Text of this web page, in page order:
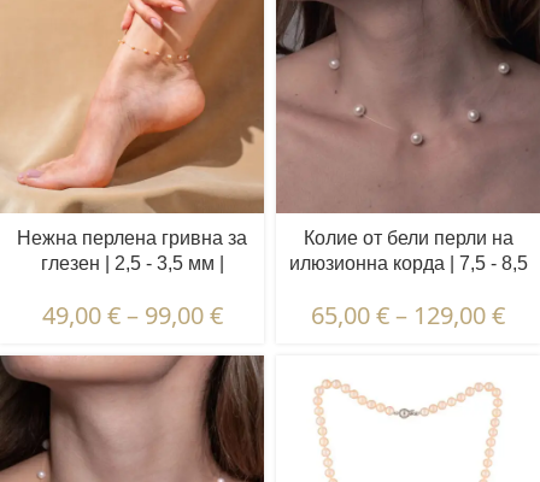
Нежна перлена гривна за
глезен | 2,5 - 3,5 мм |
49,00€ – 99,00€
Колие от бели перли на
илюзионна корда | 7,5 - 8,5
65,00€– 129,00€